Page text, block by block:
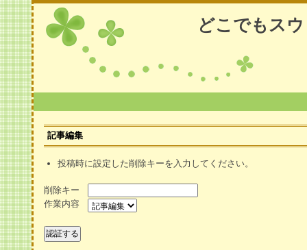
どこでもス
記事編集
投稿時に設定した削除キーを入力してください。
削除キー
作業内容